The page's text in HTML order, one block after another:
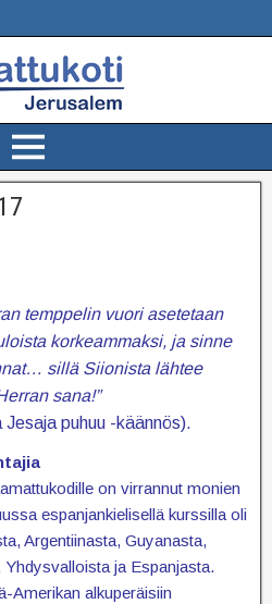
temppelin vuori asetetaan
korkeammaksi, ja sinne
sillä Siionista lähtee
sana!”
puhuu -käännös).
on virrannut monien
espanjankielisellä kurssilla oli
Argentiinasta, Guyanasta,
ja Espanjasta.
Amerikan alkuperäisiin